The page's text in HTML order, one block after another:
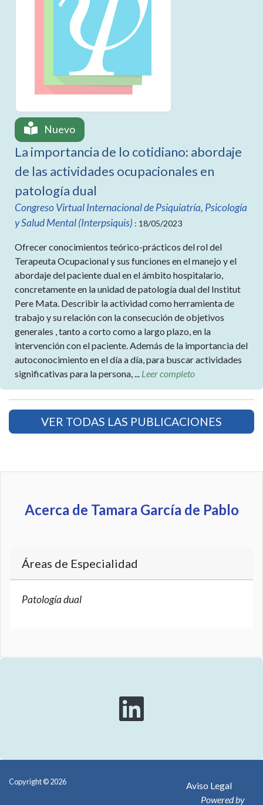
Nuevo
La importancia de lo cotidiano: abordaje
de las actividades ocupacionales en
patología dual
Congreso Virtual Internacional de Psiquiatría, Psicología
y Salud Mental (Interpsiquis) : 18/05/2023
Ofrecer conocimientos teórico-prácticos del rol del
Terapeuta Ocupacional y sus funciones en el manejo y el
abordaje del paciente dual en el ámbito hospitalario,
concretamente en la unidad de patología dual del Institut
Pere Mata. Describir la actividad como herramienta de
trabajo y su relación con la consecución de objetivos
generales , tanto a corto como a largo plazo, en la
intervención con el paciente. Además de la importancia del
autoconocimiento en el día a día, para buscar actividades
significativas para la persona, ... Leer completo
VER TODAS LAS PUBLICACIONES
Acerca de Tamara García de Pablo
Áreas de Especialidad
Patología dual
Copyright © 2026
Aviso Legal
Powered by